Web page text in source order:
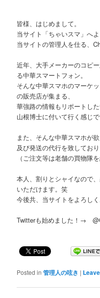
皆様、はじめまして。
当サイト「ちゃいスマ」へよ
当サイトの管理人を仕る、
近年、大手メーカーのコピ
る中華スマートフォン。
そんな中華スマホのマーケ
の販売店が集まる、
華強路の情報もリポートし
山根博士に付いて行く感じで
また、そんな中華スマホが
及び発送の代行を致しており
（ご注文等は老舗の買物隊
本人、割りとシャイなので
いただけます。笑
今後共、当サイトをよろしく
Twitterも始めました！→
Posted in 管理人の呟き |